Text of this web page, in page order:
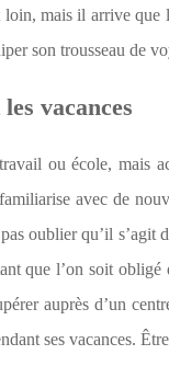
mais il arrive
son trousseau de
vacances
ou école, mais
avec de
oublier qu’il
que l’on soit
auprès d’un
ses vacances.